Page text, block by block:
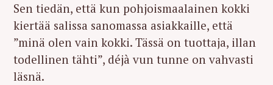
Sen tiedän, että kun pohjoismaalainen kokki
kiertää salissa sanomassa asiakkaille, että
”minä olen vain kokki. Tässä on tuottaja, illan
todellinen tähti”, déjà vun tunne on vahvasti
läsnä.